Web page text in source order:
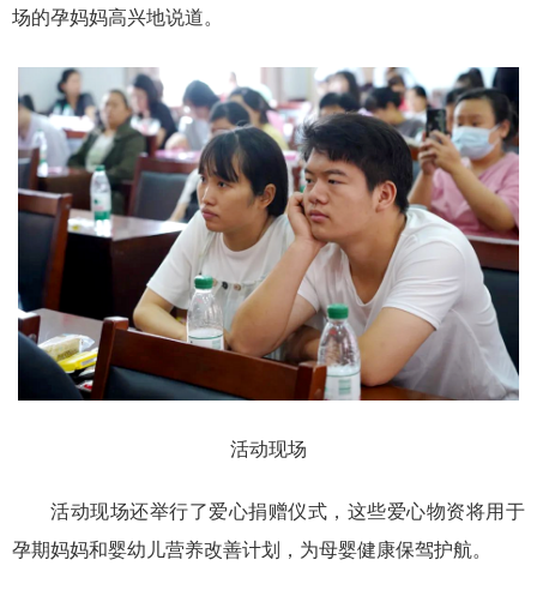
场的孕妈妈高兴地说道。
活动现场
活动现场还举行了爱心捐赠仪式，这些爱心物资将用于
孕期妈妈和婴幼儿营养改善计划，为母婴健康保驾护航。